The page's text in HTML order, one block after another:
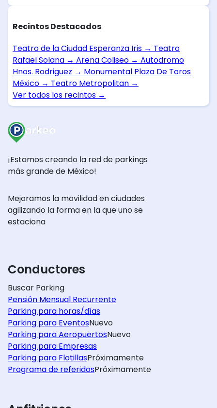
Recintos Destacados
Teatro de la Ciudad Esperanza Iris → Teatro
Rafael Solana → Arena Coliseo → Autodromo
Hnos. Rodriguez → Monumental Plaza De Toros
México → Teatro Metropolitan →
Ver todos los recintos →
¡Estamos creando la red de parkings
más grande de México!
Mejoramos la movilidad en ciudades
agilizando la forma en la que uno se
estaciona
Conductores
Buscar Parking
Pensión Mensual Recurrente
Parking para horas/días
Parking para EventosNuevo
Parking para AeropuertosNuevo
Parking para Empresas
Parking para FlotillasPróximamente
Programa de referidosPróximamente